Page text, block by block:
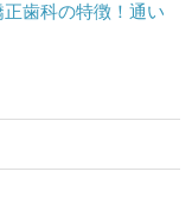
歯科の特徴！通い